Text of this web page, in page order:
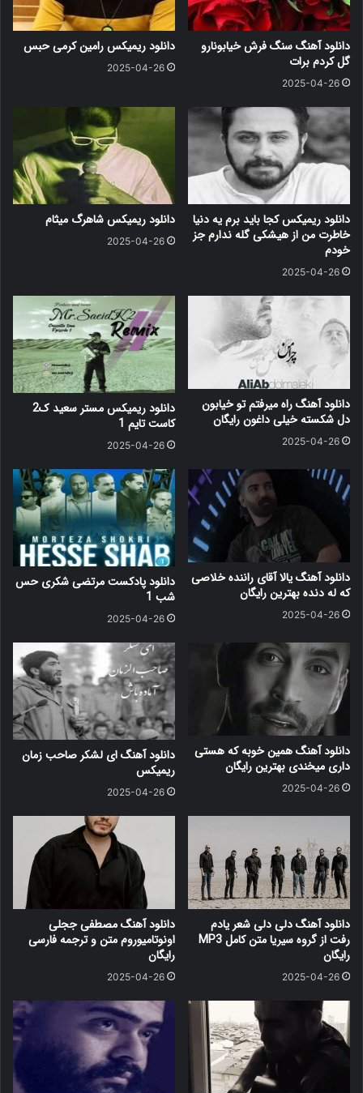
دانلود آهنگ سنگ فرش خیابونارو
گل کردم برات
2025-04-26
دانلود ریمیکس رامین کرمی حبس
2025-04-26
دانلود ریمیکس کجا باید برم یه دنیا
خاطرت من از هیشکی گله ندارم جز
خودم
2025-04-26
دانلود ریمیکس شاهرگ میثام
2025-04-26
دانلود آهنگ راه میرفتم تو خیابون
دل شکسته خیلی داغون رایگان
2025-04-26
دانلود ریمیکس مستر سعید ک2
کاست تایم 1
2025-04-26
دانلود آهنگ یالا آقای راننده خلاصی
که له دنده بهترین رایگان
2025-04-26
دانلود پادکست مرتضی شکری حس
شب 1
2025-04-26
دانلود آهنگ همین خوبه که هستی
داری میخندی بهترین رایگان
2025-04-26
دانلود آهنگ ای لشکر صاحب زمان
ریمیکس
2025-04-26
دانلود آهنگ دلی دلی شعر یادم
رفت از گروه سیریا متن کامل MP3
رایگان
2025-04-26
دانلود آهنگ مصطفی ججلی
اونوتامیوروم متن و ترجمه فارسی
رایگان
2025-04-26